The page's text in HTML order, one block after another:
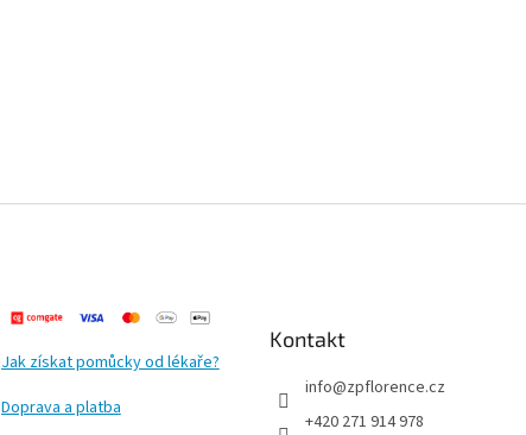
Jak získat pomůcky od lékaře?
Doprava a platba
Kontakt
info@zpflorence.cz
+420 271 914 978